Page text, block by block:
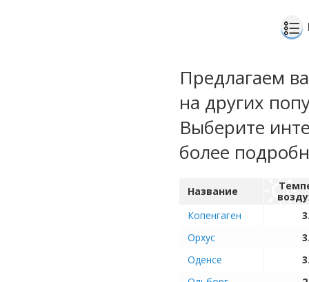
Предлагаем
на других
Выберите
более
Название
Копенгаген
Орхус
Оденсе